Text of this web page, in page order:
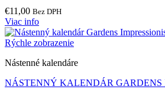
€11,00 Bez DPH
Viac info
Rýchle zobrazenie
Nástenné kalendáre
NÁSTENNÝ KALENDÁR GARDENS